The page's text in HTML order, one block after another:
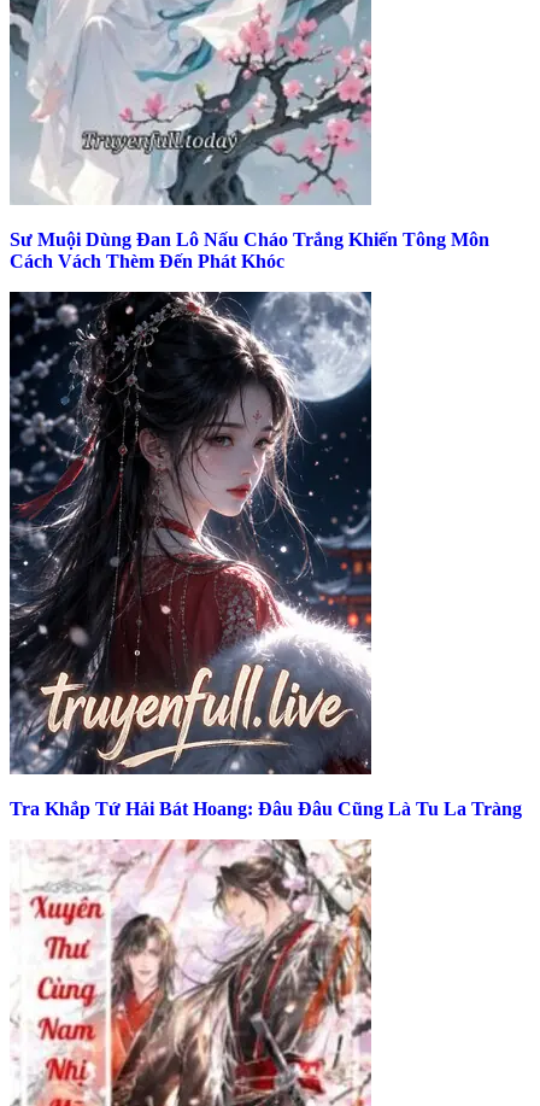
Sư Muội Dùng Đan Lô Nấu Cháo Trắng Khiến Tông Môn
Cách Vách Thèm Đến Phát Khóc
Tra Khắp Tứ Hải Bát Hoang: Đâu Đâu Cũng Là Tu La Tràng